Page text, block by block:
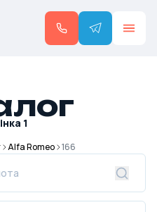
1
Alfa Romeo 166